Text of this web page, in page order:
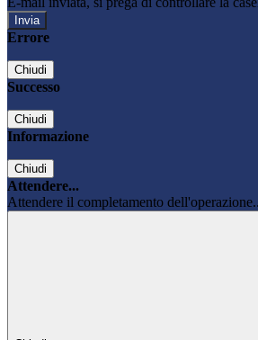
Errore
Chiudi
Successo
Chiudi
Informazione
Chiudi
Attendere...
Attendere il completamento